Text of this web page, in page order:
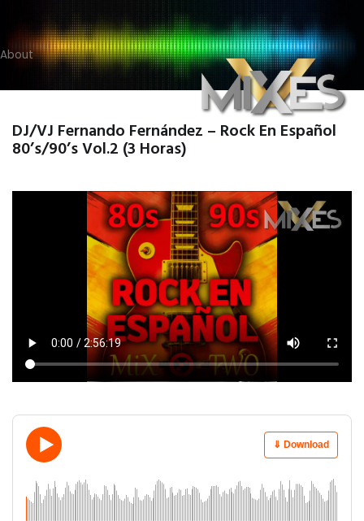
About
DJ/VJ Fernando Fernández – Rock En Español
80’s/90’s Vol.2 (3 Horas)
⇓ Download